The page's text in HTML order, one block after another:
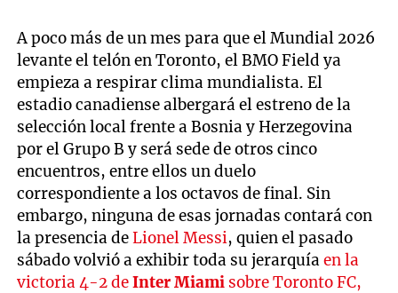
A poco más de un mes para que el Mundial 2026
levante el telón en Toronto, el BMO Field ya
empieza a respirar clima mundialista. El
estadio canadiense albergará el estreno de la
selección local frente a Bosnia y Herzegovina
por el Grupo B y será sede de otros cinco
encuentros, entre ellos un duelo
correspondiente a los octavos de final. Sin
embargo, ninguna de esas jornadas contará con
la presencia deLionel Messi, quien el pasado
sábado volvió a exhibir toda su jerarquíaen la
victoria 4-2 deInter Miami sobre Toronto FC,